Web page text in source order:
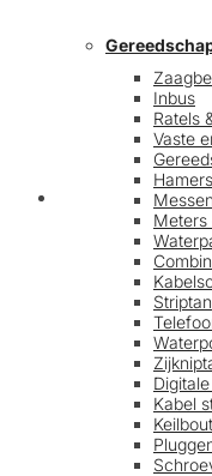
Afrekenen
Inbus
Ratels
Vaste
Hamers
Messen
Meters
Kabel